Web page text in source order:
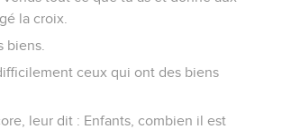
la croix.
biens.
ceux qui ont des biens
leur dit : Enfants, combien il est